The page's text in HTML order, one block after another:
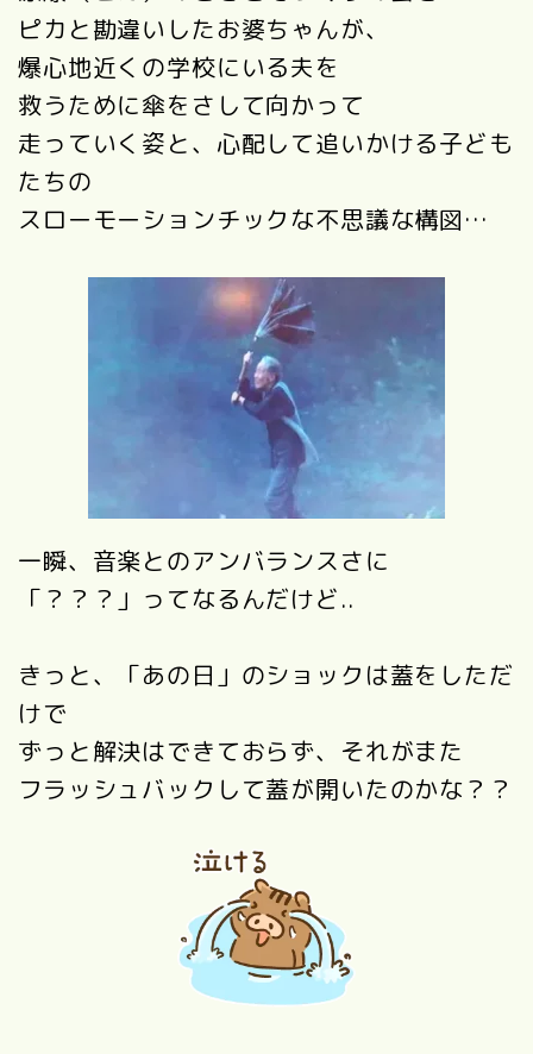
ピカと勘違いしたお婆ちゃんが、
爆心地近くの学校にいる夫を
救うために傘をさして向かって
走っていく姿と、心配して追いかける子ども
たちの
スローモーションチックな不思議な構図…
一瞬、音楽とのアンバランスさに
「？？？」ってなるんだけど..
きっと、「あの日」のショックは蓋をしただ
けで
ずっと解決はできておらず、それがまた
フラッシュバックして蓋が開いたのかな？？